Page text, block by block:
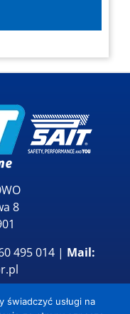
8
495 014 | Mail:
świadczyć usługi na